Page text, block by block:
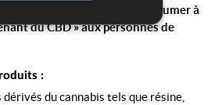
de vendre des « produits à fumer à
du CBD » aux personnes de
:
dérivés du cannabis tels que résine,